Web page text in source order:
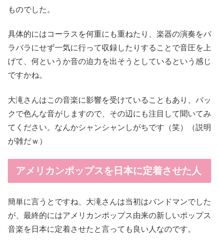
ものでした。
具体的にはコーラスを何重にも重ねたり、楽器の演奏をバ
ラバラにせず一気に行って収録したりすることで音圧を上
げて、何というか音の迫力を出そうとしているという感じ
ですかね。
大滝さんはこの音楽に影響を受けていることもあり、バッ
クで色んな音がしますので、その辺にも注目して聞いてみ
てください。なんかシャンシャンしがちです（笑）（説明
が雑だｗ）
アメリカンポップスを日本に定着させた人
簡単に言うとですね、大滝さんは当初はバンドマンでした
が、最終的にはアメリカンポップス由来の新しいポップス
音楽を日本に定着させたと言っても良い人なのです。